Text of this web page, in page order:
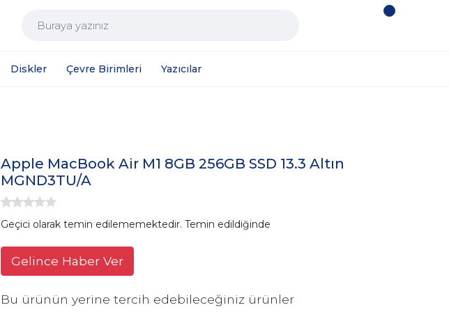
Diskler Çevre Birimleri Yazıcılar
Apple MacBook Air M1 8GB 256GB SSD 13.3 Altın
MGND3TU/A
Geçici olarak temin edilememektedir. Temin edildiğinde
Gelince Haber Ver
Bu ürünün yerine tercih edebileceğiniz ürünler